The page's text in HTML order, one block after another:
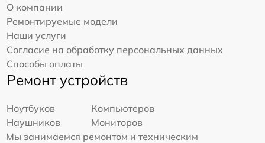
О компании
Ремонтируемые модели
Наши услуги
Согласие на обработку персональных данных
Способы оплаты
Ремонт устройств
Ноутбуков
Компьютеров
Наушников
Мониторов
Мы занимаемся ремонтом и техническим